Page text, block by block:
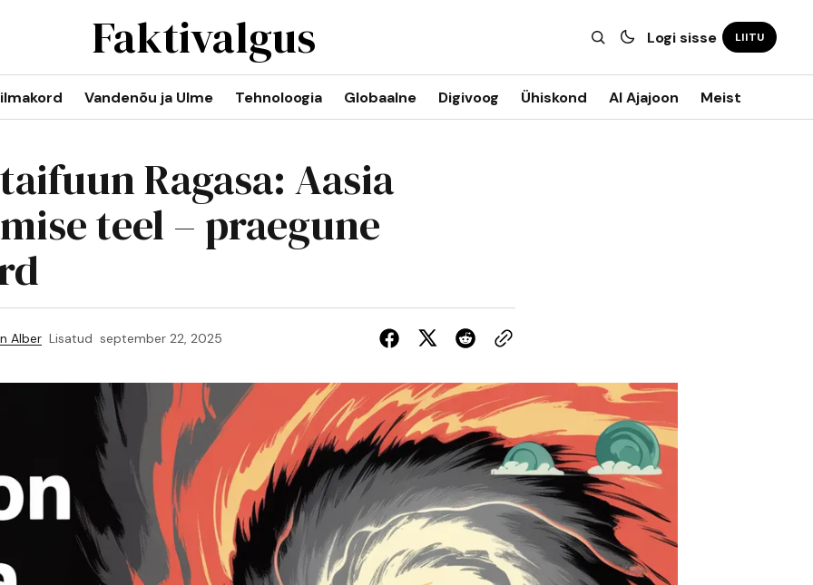
Faktivalgus Logi sisse LIITU
Vandenõu ja Ulme Tehnoloogia Globaalne Digivoog Ühiskond AI Ajajoon Meist
Ragasa: Aasia
teel – praegune
Alber Lisatud september 22, 2025